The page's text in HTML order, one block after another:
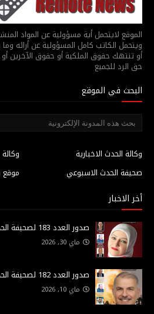
الموقع لايتحمل أية مسؤولية عن المواد
ويتحمل الكاتب كامل المسؤولية عن أرائه
أو تنتهك حقوق الملكية أو حقوق الآخرين
حق الرد للجميع
البحث في الموقع
وكالة الحدث الاخبارية
موقع
صحيفة الحدث الاسبوعي
أخر الاخبار
صدور العدد 183 لصحيفة الحدث الاسبوعي من لندن
ماي 30, 2026
صدور العدد 182 لصحيفة الحدث الاسبوعي من لندن
ماي 10, 2026